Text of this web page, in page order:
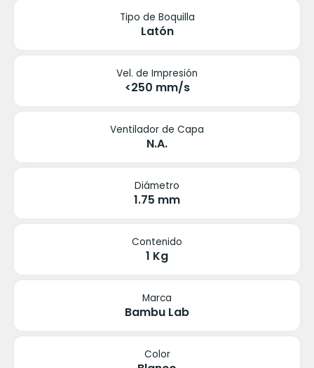
Tipo de Boquilla
Latón
Vel. de Impresión
<250 mm/s
Ventilador de Capa
N.A.
Diámetro
1.75 mm
Contenido
1 Kg
Marca
Bambu Lab
Color